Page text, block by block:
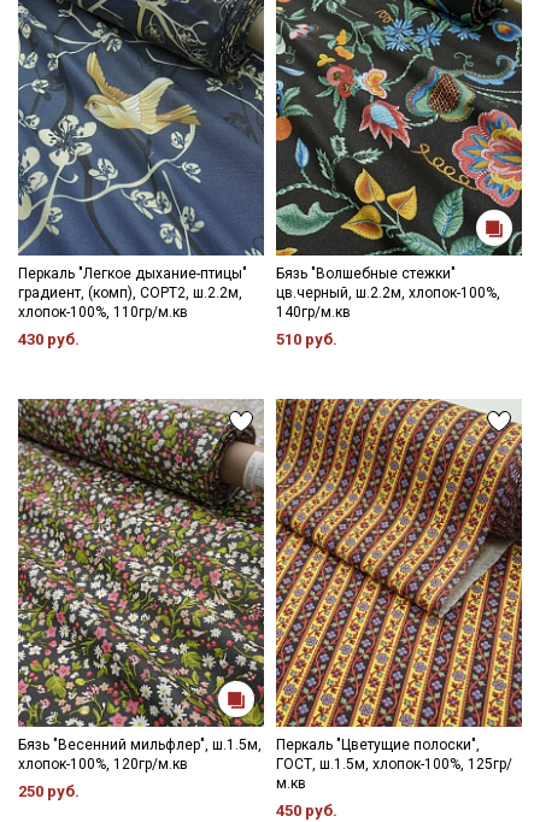
зависимости от партии.
Перкаль "Легкое дыхание-птицы"
градиент, (комп), СОРТ2, ш.2.2м,
хлопок-100%, 110гр/м.кв
430 руб.
Бязь "Волшебные стежки"
цв.черный, ш.2.2м, хлопок-100%,
140гр/м.кв
510 руб.
Бязь "Весенний мильфлер", ш.1.5м,
хлопок-100%, 120гр/м.кв
250 руб.
Перкаль "Цветущие полоски",
ГОСТ, ш.1.5м, хлопок-100%, 125гр/
м.кв
450 руб.
Секретная рассылка от Купава
Мы публикуем здесь дополнительные
промокоды и скидки до 30% на узкие
категории тканей
Электронная почта
Подписаться
Ознакомлен(а) сПолитикой обработки персональных
данныхи даюСогласие на обработку персональных
данных
ДаюСогласие на получение рекламных и
информационных рассылок